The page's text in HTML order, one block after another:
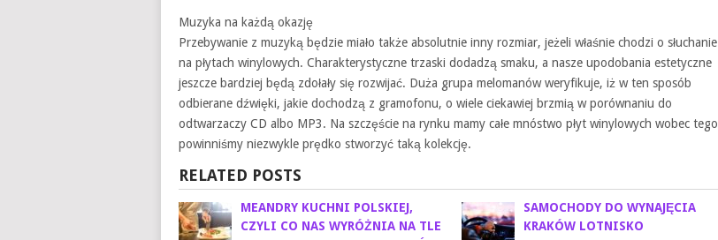
Muzyka na każdą okazję
Przebywanie z muzyką będzie miało także absolutnie inny rozmiar, jeżeli właśnie chodzi o słuchanie
na płytach winylowych. Charakterystyczne trzaski dodadzą smaku, a nasze upodobania estetyczne
jeszcze bardziej będą zdołały się rozwijać. Duża grupa melomanów weryfikuje, iż w ten sposób
odbierane dźwięki, jakie dochodzą z gramofonu, o wiele ciekawiej brzmią w porównaniu do
odtwarzaczy CD albo MP3. Na szczęście na rynku mamy całe mnóstwo płyt winylowych wobec tego
powinniśmy niezwykle prędko stworzyć taką kolekcję.
RELATED POSTS
MEANDRY KUCHNI POLSKIEJ,
CZYLI CO NAS WYRÓŻNIA NA TLE
SAMOCHODY DO WYNAJĘCIA
KRAKÓW LOTNISKO